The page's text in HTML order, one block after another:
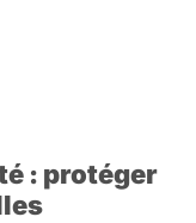
: protéger